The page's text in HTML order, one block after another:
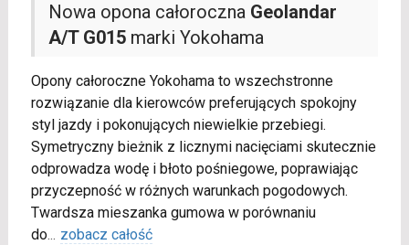
Nowa opona całoroczna Geolandar
A/T G015marki Yokohama
Opony całoroczne Yokohama to wszechstronne
rozwiązanie dla kierowców preferujących spokojny
styl jazdy i pokonujących niewielkie przebiegi.
Symetryczny bieżnik z licznymi nacięciami skutecznie
odprowadza wodę i błoto pośniegowe, poprawiając
przyczepność w różnych warunkach pogodowych.
Twardsza mieszanka gumowa w porównaniu
do... zobacz całość